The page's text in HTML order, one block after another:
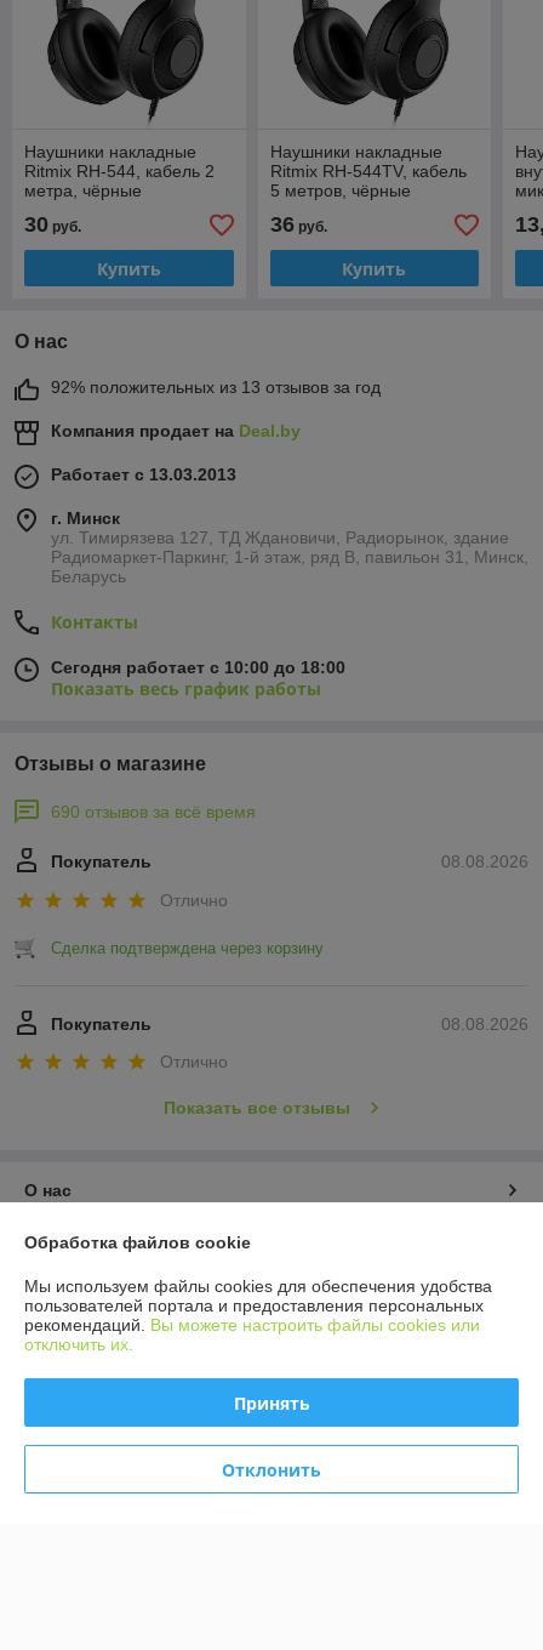
Наушники накладные
Ritmix RH-544, кабель 2
метра, чёрные
30 руб.
Купить
Наушники накладные
Ritmix RH-544TV, кабель
5 метров, чёрные
36руб.
Купить
О нас
92% положительных из 13 отзывов за год
Компания продает на Deal.by
Работает с 13.03.2013
г. Минск
ул. Тимирязева 127, ТД Ждановичи, Радиорынок, здание
Радиомаркет-Паркинг, 1-й этаж, ряд В, павильон 31, Минск,
Беларусь
Контакты
Сегодня работает с 10:00 до 18:00
Показать весь график работы
Отзывы о магазине
690 отзывов за всё время
08.08.2026
Покупатель
Отлично
Сделка подтверждена через корзину
08.08.2026
Покупатель
Отлично
Показать все отзывы
О нас
Контакты
Доставка и оплата
Политика обработки cookies
Обработка файлов cookie
Мы используем файлы cookies для обеспечения удобства
пользователей портала и предоставления персональных
рекомендаций. Вы можете настроить файлы cookies или
отключить их.
Принять
Отклонить